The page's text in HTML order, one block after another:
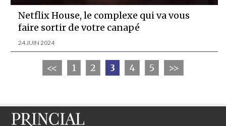
Netflix House, le complexe qui va vous
faire sortir de votre canapé
24 JUIN 2024
<< 1 2 3 4 5 >>